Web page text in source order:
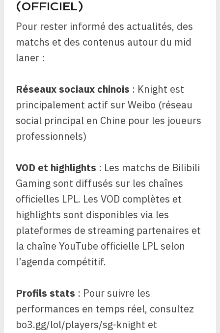
(OFFICIEL)
Pour rester informé des actualités, des
matchs et des contenus autour du mid
laner :
Réseaux sociaux chinois : Knight est
principalement actif sur Weibo (réseau
social principal en Chine pour les joueurs
professionnels)
VOD et highlights : Les matchs de Bilibili
Gaming sont diffusés sur les chaînes
officielles LPL. Les VOD complètes et
highlights sont disponibles via les
plateformes de streaming partenaires et
la chaîne YouTube officielle LPL selon
l’agenda compétitif.
Profils stats : Pour suivre les
performances en temps réel, consultez
bo3.gg/lol/players/sg-knight et